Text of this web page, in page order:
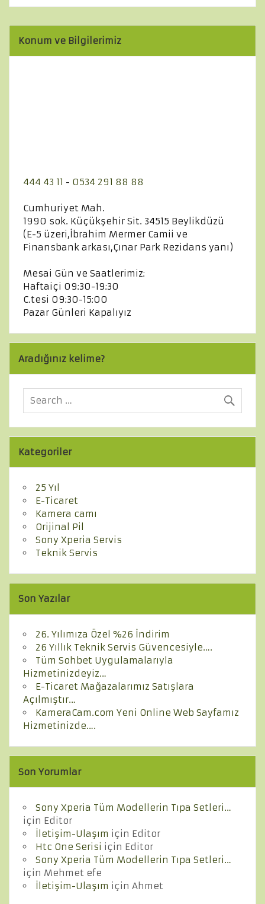
Konum ve Bilgilerimiz
444 43 11 - 0534 291 88 88
Cumhuriyet Mah.
1990 sok. Küçükşehir Sit. 34515 Beylikdüzü
(E-5 üzeri,İbrahim Mermer Camii ve
Finansbank arkası,Çınar Park Rezidans yanı)
Mesai Gün ve Saatlerimiz:
Haftaiçi 09:30-19:30
C.tesi 09:30-15:00
Pazar Günleri Kapalıyız
Aradığınız kelime?
Kategoriler
25 Yıl
E-Ticaret
Kamera camı
Orijinal Pil
Sony Xperia Servis
Teknik Servis
Son Yazılar
26. Yılımıza Özel %26 İndirim
26 Yıllık Teknik Servis Güvencesiyle….
Tüm Sohbet Uygulamalarıyla
Hizmetinizdeyiz…
E-Ticaret Mağazalarımız Satışlara
Açılmıştır…
KameraCam.com Yeni Online Web Sayfamız
Hizmetinizde….
Son Yorumlar
Sony Xperia Tüm Modellerin Tıpa Setleri…
için Editor
İletişim-Ulaşım için Editor
Htc One Serisi için Editor
Sony Xperia Tüm Modellerin Tıpa Setleri…
için Mehmet efe
İletişim-Ulaşım için Ahmet